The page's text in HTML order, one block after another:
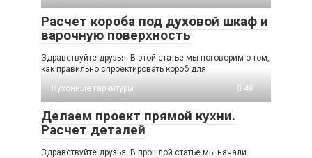
Расчет короба под духовой шкаф и
варочную поверхность
Здравствуйте друзья. В этой статье мы поговорим о том,
как правильно спроектировать короб для
Кухонные гарнитуры
49
Делаем проект прямой кухни.
Расчет деталей
Здравствуйте друзья. В прошлой статье мы начали